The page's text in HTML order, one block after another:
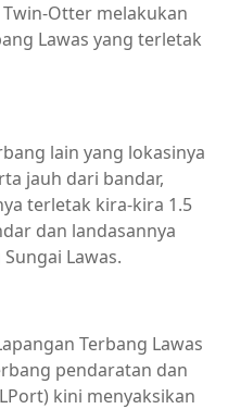
Otter melakukan
Lawas yang terletak
lain yang lokasinya
jauh dari bandar,
terletak kira-kira 1.5
dan landasannya
Lawas.
Terbang Lawas
pendaratan dan
kini menyaksikan